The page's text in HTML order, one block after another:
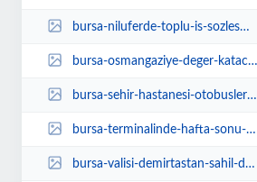
bursa-niluferde-toplu-is-sozlesmesi-sevinci-lFlSZFVX.jpg
bursa-osmangaziye-deger-katacak-projelerini-anlatti-Yjbuy2UB.jpg
bursa-sehir-hastanesi-otobusleri-vatandasi-magdur-ediyor-we4jXC28.jpg
bursa-terminalinde-hafta-sonu-yogunlugu-basladi-WNHHQkfH.jpg
bursa-valisi-demirtastan-sahil-denetimi-D2LjKih1.jpg